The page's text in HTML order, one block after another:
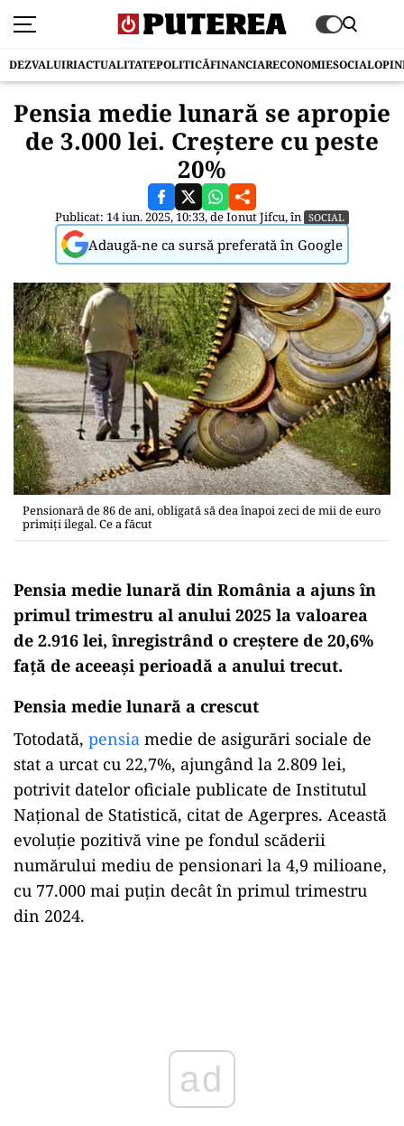
DEZVALUIRIACTUALITATEPOLITICĂFINANCIARECONOMIESOCIAL
Pensia medie lunară se apropie
de 3.000 lei. Creştere cu peste
20%
Publicat: 14 iun. 2025, 10:33, deIonut Jifcu, în SOCIAL
Adaugă-ne ca sursă preferată în Google
Pensionară de 86 de ani, obligată să dea înapoi zeci de mii de euro
primiţi ilegal. Ce a făcut
Pensia medie lunară din România a ajuns în
primul trimestru al anului 2025 la valoarea
de 2.916 lei, înregistrând o creştere de 20,6%
faţă de aceeaşi perioadă a anului trecut.
Pensia medie lunară a crescut
Totodată, pensia medie de asigurări sociale de
stat a urcat cu 22,7%, ajungând la 2.809 lei,
potrivit datelor oficiale publicate de Institutul
Naţional de Statistică, citat de Agerpres. Această
evoluţie pozitivă vine pe fondul scăderii
numărului mediu de pensionari la 4,9 milioane,
cu 77.000 mai puţin decât în primul trimestru
din 2024.